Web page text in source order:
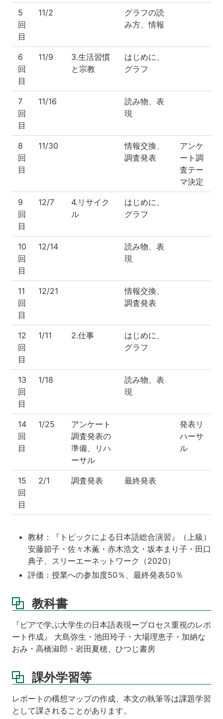
5
回
目
11/2
グラフの読
み方、情報
6
回
目
11/9
3.生活習慣
と宗教
はじめに、
グラフ
7
回
目
11/16
読み物、表
現
8
回
目
11/30
情報交換、
調査発表
アンケ
ート調
査テー
マ決定
9
回
目
12/7
4.リサイク
ル
はじめに、
グラフ
10
回
目
12/14
読み物、表
現
11
回
目
12/21
情報交換、
調査発表
12
回
目
1/11 2.仕事
はじめに、
グラフ
13
回
目
1/18
読み物、表
現
14
回
目
1/25
アンケート
調査発表の
準備、リハ
ーサル
発表リ
ハーサ
ル
15
回
目
2/1 調査発表 最終発表
教材：『トピックによる日本語総合演習』（上級）
安藤節子・佐々木薫・赤木浩文・坂本まり子・田口
典子、スリーエーネットワーク（2020）
評価：授業への参加度50％、最終発表50％
教科書
『ピアで学ぶ大学生の日本語表現ープロセス重視のレポ
ート作成』 大島弥生・池田玲子・大場理恵子・加納な
おみ・高橋淑郎・岩田夏穂、ひつじ書房
課外学習等
レポートの構想マップの作成、本文の執筆等は課題学習
として課されることがあります。